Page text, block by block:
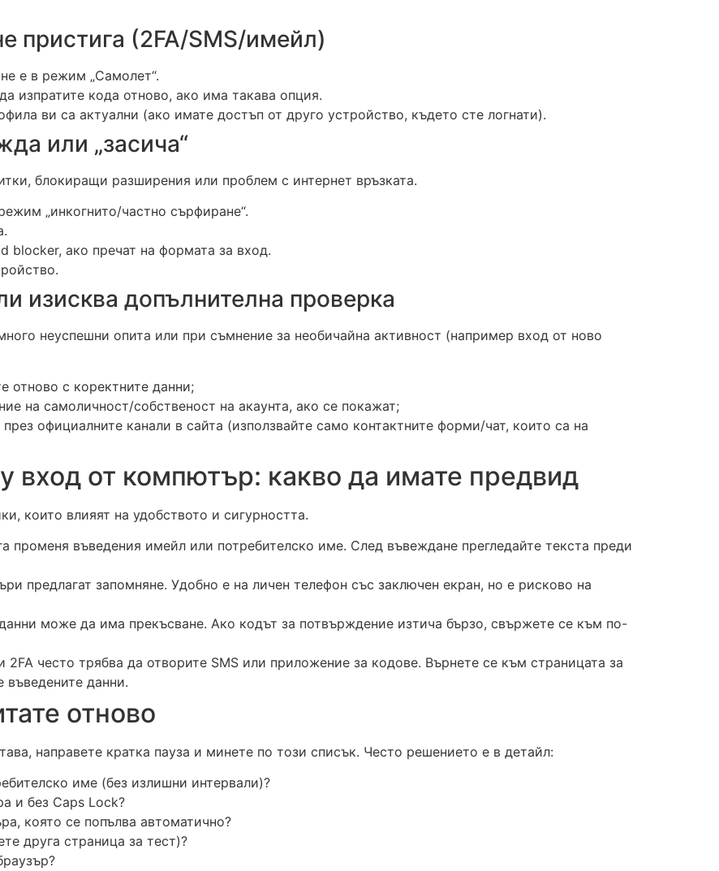
пристига (2FA/SMS/имейл)
е в режим „Самолет“.
изпратите кода отново, ако има такава опция.
ви са актуални (ако имате достъп от друго устройство, където сте логнати).
или „засича“
блокиращи разширения или проблем с интернет връзката.
„инкогнито/частно сърфиране“.
blocker, ако пречат на формата за вход.
изисква допълнителна проверка
неуспешни опита или при съмнение за необичайна активност (например вход от ново
отново с коректните данни;
на самоличност/собственост на акаунта, ако се покажат;
официалните канали в сайта (използвайте само контактните форми/чат, които са на
вход от компютър: какво да имате предвид
които влияят на удобството и сигурността.
променя въведения имейл или потребителско име. След въвеждане прегледайте текста преди
предлагат запомняне. Удобно е на личен телефон със заключен екран, но е рисково на
може да има прекъсване. Ако кодът за потвърждение изтича бързо, свържете се към по-
2FA често трябва да отворите SMS или приложение за кодове. Върнете се към страницата за
въведените данни.
отново
направете кратка пауза и минете по този списък. Често решението е в детайл:
име (без излишни интервали)?
и без Caps Lock?
която се попълва автоматично?
друга страница за тест)?